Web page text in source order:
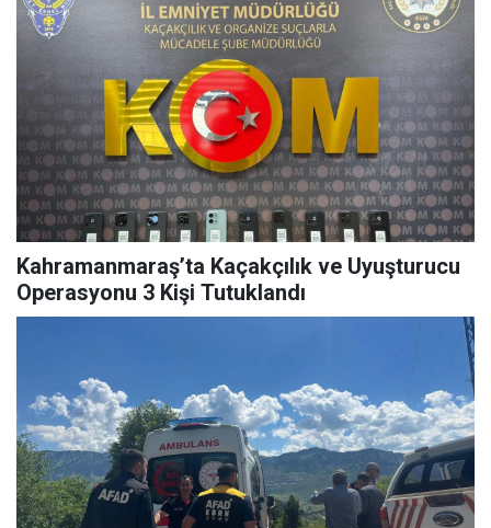
Kahramanmaraş’ta Kaçakçılık ve Uyuşturucu
Operasyonu 3 Kişi Tutuklandı